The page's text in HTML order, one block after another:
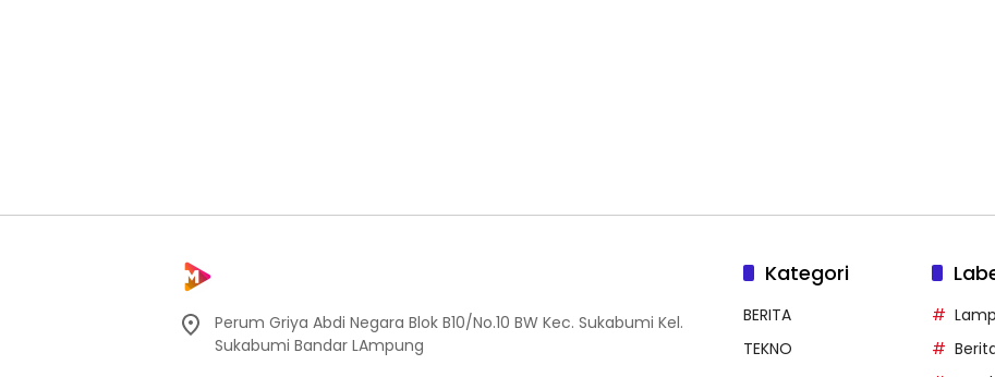
Perum Griya Abdi Negara Blok B10/No.10 BW Kec. Sukabumi Kel.
Sukabumi Bandar LAmpung
Kategori
BERITA
TEKNO